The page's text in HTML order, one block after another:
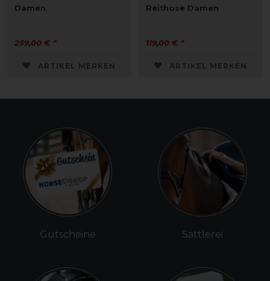
Damen
259,00 € *
ARTIKEL MERKEN
Reithose Damen
119,00 € *
ARTIKEL MERKEN
Gutscheine Sattlerei